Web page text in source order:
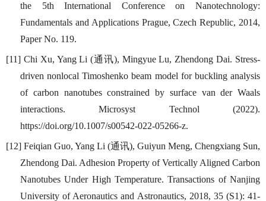
the 5th International Conference on Nanotechnology:
Fundamentals and Applications Prague, Czech Republic, 2014,
Paper No. 119.
[11] Chi Xu, Yang Li (通讯), Mingyue Lu, Zhendong Dai. Stress-
driven nonlocal Timoshenko beam model for buckling analysis
of carbon nanotubes constrained by surface van der Waals
interactions. Microsyst Technol (2022).
https://doi.org/10.1007/s00542-022-05266-z.
[12] Feiqian Guo, Yang Li (通讯), Guiyun Meng, Chengxiang Sun,
Zhendong Dai. Adhesion Property of Vertically Aligned Carbon
Nanotubes Under High Temperature. Transactions of Nanjing
University of Aeronautics and Astronautics, 2018, 35 (S1): 41-